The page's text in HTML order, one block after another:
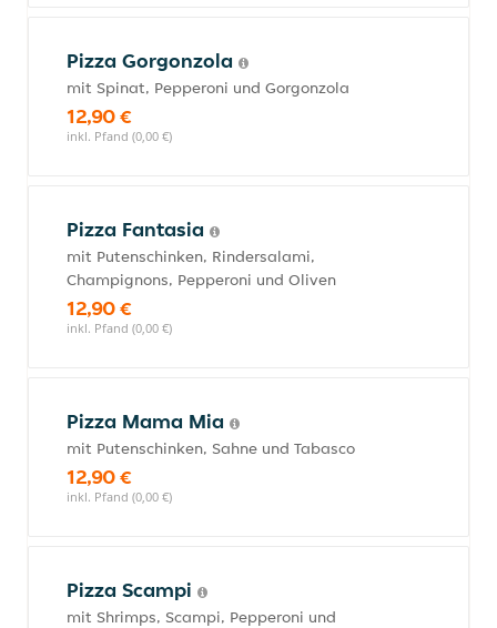
Pizza Gorgonzola
mit Spinat, Pepperoni und Gorgonzola
12,90 €
inkl. Pfand (0,00 €)
Pizza Fantasia
mit Putenschinken, Rindersalami,
Champignons, Pepperoni und Oliven
12,90 €
inkl. Pfand (0,00 €)
Pizza Mama Mia
mit Putenschinken, Sahne und Tabasco
12,90 €
inkl. Pfand (0,00 €)
Pizza Scampi
mit Shrimps, Scampi, Pepperoni und